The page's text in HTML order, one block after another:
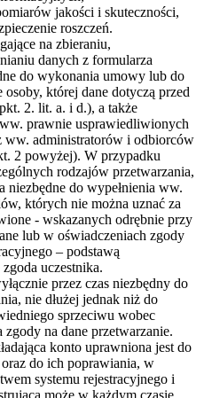
jakości i skuteczności,
roszczeń.
na zbieraniu,
danych z formularza
do wykonania umowy lub do
osoby, której dane dotyczą przed
2. lit. a. i d.), a także
prawnie usprawiedliwionych
ww. administratorów i odbiorców
2 powyżej). W przypadku
rodzajów przetwarzania,
niezbędne do wypełnienia ww.
których nie można uznać za
- wskazanych odrębnie przy
lub w oświadczeniach zgody
– podstawą
uczestnika.
przez czas niezbędny do
nie dłużej jednak niż do
sprzeciwu wobec
na dane przetwarzanie.
konto uprawniona jest do
do ich poprawiania, w
systemu rejestracyjnego i
może w każdym czasie